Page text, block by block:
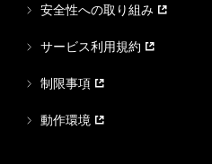
安全性への取り組み
サービス利用規約
制限事項
動作環境